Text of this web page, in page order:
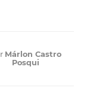
Márlon Castro
Posqui